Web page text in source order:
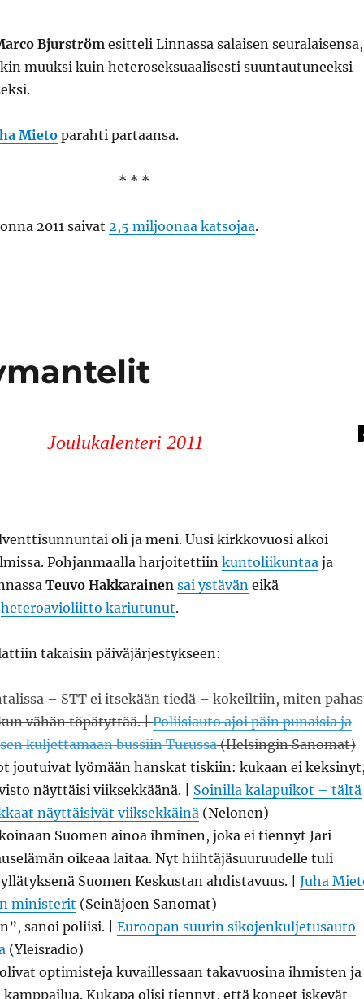
Bjurströmesitteli Linnassa salaisen seuralaisensa,
muuksi kuin heteroseksuaalisesti suuntautuneeksi
Mietoparahti partaansa.
* * *
2011 saivat 2,5 miljoonaa katsojaa.
Joulukalenteri 2011
oli ja meni. Uusi kirkkovuosi alkoi
Pohjanmaalla harjoitettiin kuntoliikuntaaja
Teuvo Hakkarainen sai ystäväneikä
heteroavioliitto kariutunut.
takaisin päiväjärjestykseen:
– STT ei itsekään tiedä – kokeiltiin, miten
vähän töpätyttää. |Poliisiauto ajoi päin punaisia ja
kuljettamaan bussiin Turussa(Helsingin Sanomat)
joutuivat lyömään hanskat tiskiin: kukaan ei
näyttäisi viiksekkäänä. | Soinilla kalapuikot – tältä
näyttäisivät viiksekkäinä(Nelonen)
Suomen ainoa ihminen, joka ei tiennyt Jari
oikeaa laitaa. Nyt hiihtäjäsuuruudelle tuli
Suomen Keskustan ahdistavuus. | Juha
ministerit (Seinäjoen Sanomat)
sanoi poliisi. | Euroopan suurin sikojenkuljetusauto
(Yleisradio)
optimisteja kuvaillessaan takavuosina ihmisten ja
Kukapa olisi tiennyt, että koneet iskevät